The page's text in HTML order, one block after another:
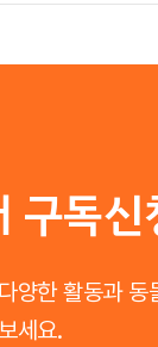
구독신
양한 활동과 동
세요.